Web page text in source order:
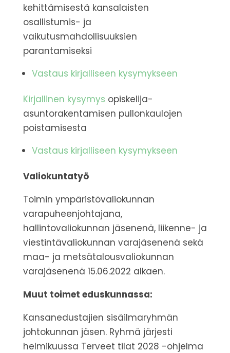
kehittämisestä kansalaisten
osallistumis- ja
vaikutusmahdollisuuksien
parantamiseksi
Vastaus kirjalliseen kysymykseen
Kirjallinen kysymys opiskelija-
asuntorakentamisen pullonkaulojen
poistamisesta
Vastaus kirjalliseen kysymykseen
Valiokuntatyö
Toimin ympäristövaliokunnan
varapuheenjohtajana,
hallintovaliokunnan jäsenenä, liikenne- ja
viestintävaliokunnan varajäsenenä sekä
maa- ja metsätalousvaliokunnan
varajäsenenä 15.06.2022 alkaen.
Muut toimet eduskunnassa:
Kansanedustajien sisäilmaryhmän
johtokunnan jäsen. Ryhmä järjesti
helmikuussa Terveet tilat 2028 -ohjelma